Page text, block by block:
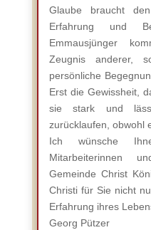
Glaube braucht
Erfahrung und
Emmausjünger
Zeugnis anderer,
persönliche
Erst die Gewissheit,
sie stark und
zurücklaufen, obwohl
Ich wünsche
Mitarbeiterinnen
Gemeinde Christ
Christi für Sie nicht
Erfahrung ihres
Georg Pützer